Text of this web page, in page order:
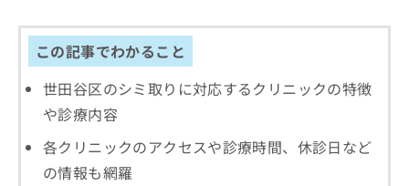
この記事でわかること
世田谷区のシミ取りに対応するクリニックの特徴
や診療内容
各クリニックのアクセスや診療時間、休診日など
の情報も網羅
ビサ
イト
への
お問
合せ
フォ
ーム
りま
クリ
ご
求
は
ら
問
合
わ
こ
お